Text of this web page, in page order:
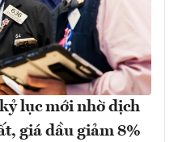
lục mới nhờ dịch
giá dầu giảm 8%